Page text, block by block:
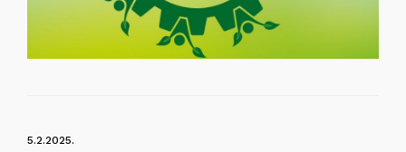
5.2.2025.